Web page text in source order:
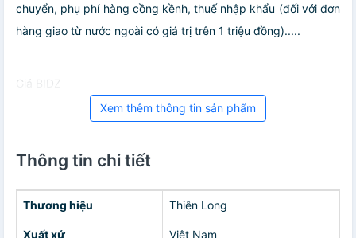
chuyển, phụ phí hàng cồng kềnh, thuế nhập khẩu (đối với đơn
hàng giao từ nước ngoài có giá trị trên 1 triệu đồng).....
Giá BIDZ
Xem thêm thông tin sản phẩm
Thông tin chi tiết
Thương hiệu Thiên Long
Xuất xứ Việt Nam